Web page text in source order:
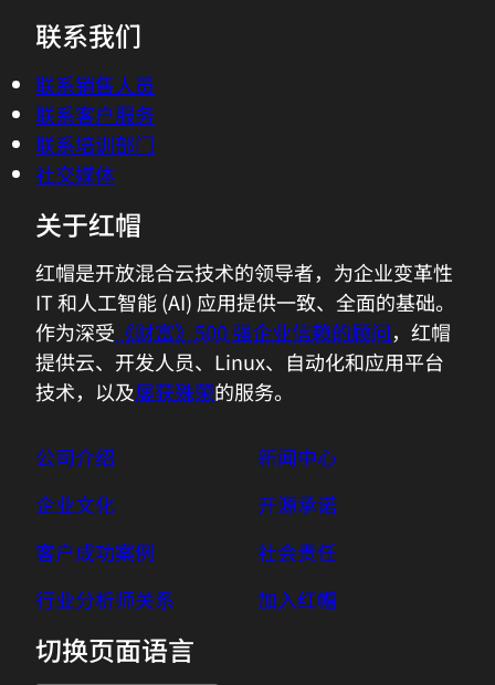
联系我们
联系销售人员
联系客户服务
联系培训部门
社交媒体
关于红帽
红帽是开放混合云技术的领导者，为企业变革性
IT 和人工智能 (AI) 应用提供一致、全面的基础。
作为深受 《财富》500 强企业信赖的顾问，红帽
提供云、开发人员、Linux、自动化和应用平台
技术，以及屡获殊荣的服务。
公司介绍
企业文化
客户成功案例
行业分析师关系
新闻中心
开源承诺
社会责任
加入红帽
切换页面语言